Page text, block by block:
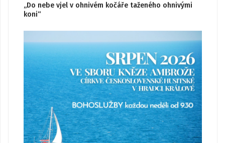
„Do nebe vjel v ohnivém kočáře taženého ohnivými
koni“